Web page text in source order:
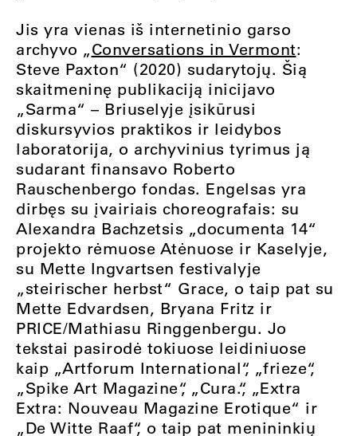
Jis yra vienas iš internetinio garso
archyvo „Conversations in Vermont:
Steve Paxton“ (2020) sudarytojų. Šią
skaitmeninę publikaciją inicijavo
„Sarma“ – Briuselyje įsikūrusi
diskursyvios praktikos ir leidybos
laboratorija, o archyvinius tyrimus ją
sudarant finansavo Roberto
Rauschenbergo fondas. Engelsas yra
dirbęs su įvairiais choreografais: su
Alexandra Bachzetsis „documenta 14“
projekto rėmuose Atėnuose ir Kaselyje,
su Mette Ingvartsen festivalyje
„steirischer herbst“ Grace, o taip pat su
Mette Edvardsen, Bryana Fritz ir
PRICE/Mathiasu Ringgenbergu. Jo
tekstai pasirodė tokiuose leidiniuose
kaip „Artforum International“, „frieze“,
„Spike Art Magazine“, „Cura.“, „Extra
Extra: Nouveau Magazine Erotique“ ir
„De Witte Raaf“, o taip pat menininkių